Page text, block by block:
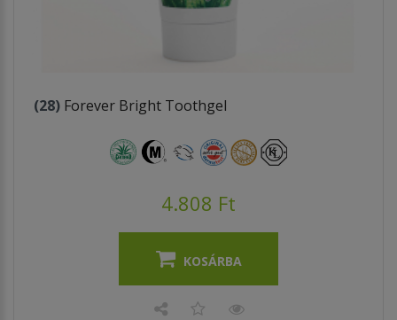
(28) Forever Bright Toothgel
4.808 Ft
KOSÁRBA